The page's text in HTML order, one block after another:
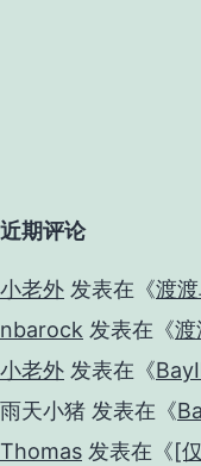
近期评论
小老外 发表在《渡
nbarock 发表在《渡
小老外 发表在《
雨天小猪 发表在《
Thomas 发表在《[